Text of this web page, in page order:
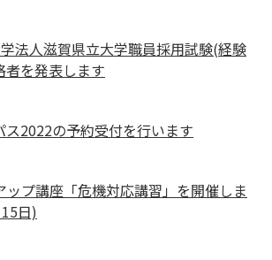
法人滋賀県立大学職員採用試験(経験
を発表します
ス2022の予約受付を行います
ップ講座「危機対応講習」を開催しま
日)